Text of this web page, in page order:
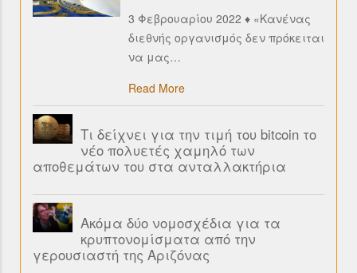
3 Φεβρουαρίου 2022 ♦ «Κανένας
διεθνής οργανισμός δεν πρόκειται
να μας…
Read More
Τι δείχνει για την τιμή του bitcoin το
νέο πολυετές χαμηλό των
αποθεμάτων του στα ανταλλακτήρια
Ακόμα δύο νομοσχέδια για τα
κρυπτονομίσματα από την
γερουσιαστή της Αριζόνας